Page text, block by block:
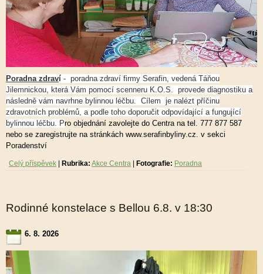
Poradna zdraví - poradna zdraví firmy Serafin, vedená Táňou
Jilemnickou, která Vám pomocí scenneru K.O.S. provede diagnostiku a
následně vám navrhne bylinnou léčbu. Cílem je nalézt příčinu
zdravotních problémů, a podle toho doporučit odpovídající a fungující
bylinnou léčbu. Pro objednání zavolejte do Centra na tel. 777 877 587
nebo se zaregistrujte na stránkách www.serafinbyliny.cz. v sekci
Poradenství
Celý příspěvek Rubrika: Akce Centra Fotografie: Poradna
Rodinné konstelace s Bellou 6.8. v 18:30
6. 8. 2026